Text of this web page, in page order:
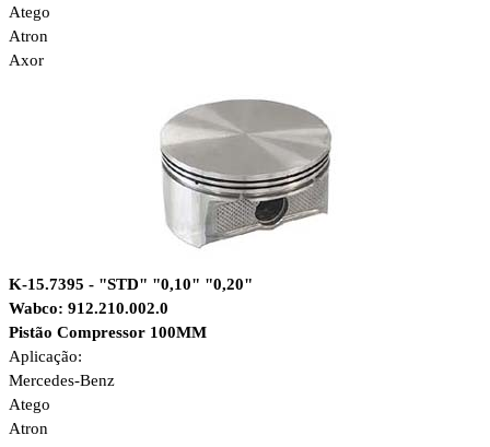
Atego
Atron
Axor
K-15.7395 - "STD" "0,10" "0,20"
Wabco: 912.210.002.0
Pistão Compressor 100MM
Aplicação:
Mercedes-Benz
Atego
Atron